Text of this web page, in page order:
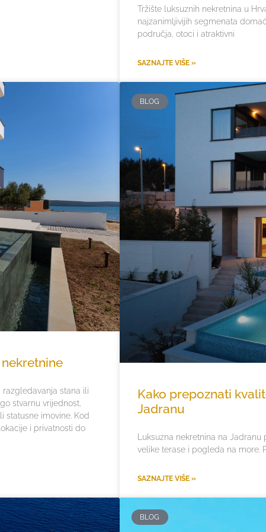
Tržište luksuznih nekretnina u
najzanimljivijih segmenata
područja, otoci i atraktivni
SAZNAJTE VIŠE »
stana ili
stvarnu vrijednost,
statusne imovine. Kod
i privatnosti do
BLOG
Kako prepoznati
Jadranu
Luksuzna nekretnina na
velike terase i pogleda na more.
SAZNAJTE VIŠE »
BLOG